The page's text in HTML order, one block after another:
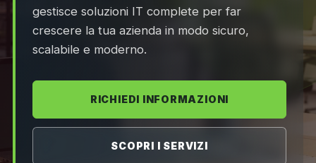
Support
gestisce soluzioni IT complete per far
crescere la tua azienda in modo sicuro,
scalabile e moderno.
RICHIEDI INFORMAZIONI
SCOPRI I SERVIZI